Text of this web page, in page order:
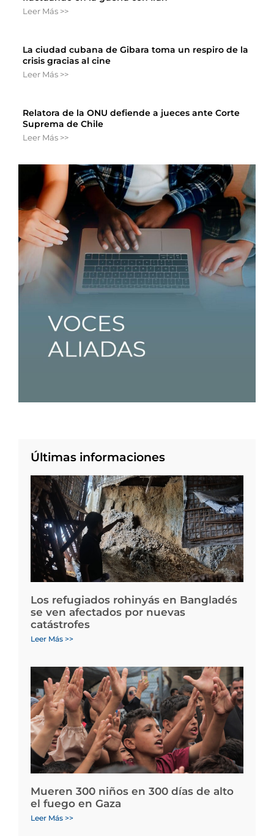
Leer Más >>
La ciudad cubana de Gibara toma un respiro de la
crisis gracias al cine
Leer Más >>
Relatora de la ONU defiende a jueces ante Corte
Suprema de Chile
Leer Más >>
Últimas informaciones
Los refugiados rohinyás en Bangladés
se ven afectados por nuevas
catástrofes
Leer Más >>
Mueren 300 niños en 300 días de alto
el fuego en Gaza
Leer Más >>